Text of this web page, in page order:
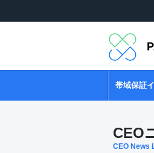
帯域保証
CEO
CEO News